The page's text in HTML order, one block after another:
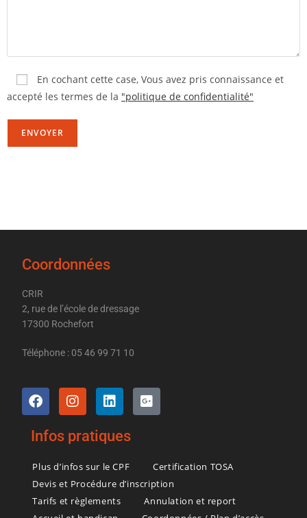
En cochant cette case, Vous avez pris connaissance et
accepté les termes de la "politique de confidentialité"
Coordonnées
CRIR
2, rue de l’école de dressage
17300 Rochefort
Téléphone : 05 46 99 71 10
Infos pratiques
Plus d’infos sur le CPF
Certification TOSA
Devis et Procédure d’inscription
Tarifs et règlements
Annulation et report